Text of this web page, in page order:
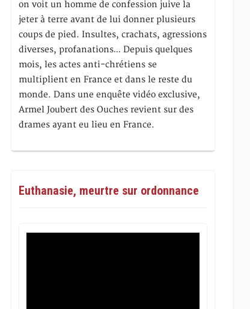
on voit un homme de confession juive la
jeter à terre avant de lui donner plusieurs
coups de pied. Insultes, crachats, agressions
diverses, profanations… Depuis quelques
mois, les actes anti-chrétiens se
multiplient en France et dans le reste du
monde. Dans une enquête vidéo exclusive,
Armel Joubert des Ouches revient sur des
drames ayant eu lieu en France.
Euthanasie, meurtre sur ordonnance